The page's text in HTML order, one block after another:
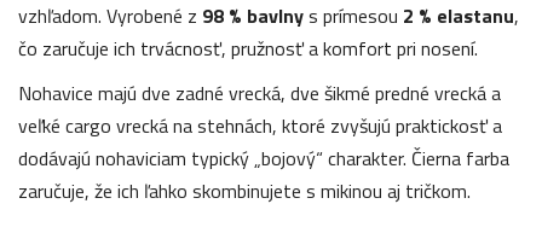
vzhľadom. Vyrobené z 98 % bavlnys prímesou 2 % elastanu,
čo zaručuje ich trvácnosť, pružnosť a komfort pri nosení.
Nohavice majú dve zadné vrecká, dve šikmé predné vrecká a
veľké cargo vrecká na stehnách, ktoré zvyšujú praktickosť a
dodávajú nohaviciam typický „bojový“ charakter. Čierna farba
zaručuje, že ich ľahko skombinujete s mikinou aj tričkom.